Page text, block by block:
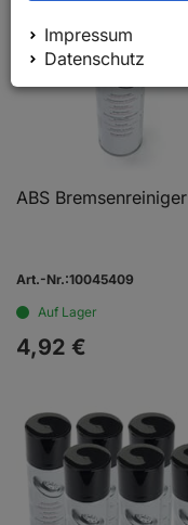
ABS Bremsenreiniger
Art.-Nr.:10045409
Auf Lager
4,92 €
Impressum
Datenschutz